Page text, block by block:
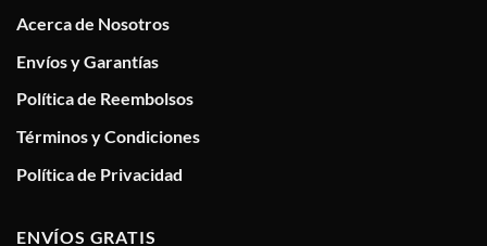
Acerca de Nosotros
Envíos y Garantías
Política de Reembolsos
Términos y Condiciones
Política de Privacidad
ENVÍOS GRATIS